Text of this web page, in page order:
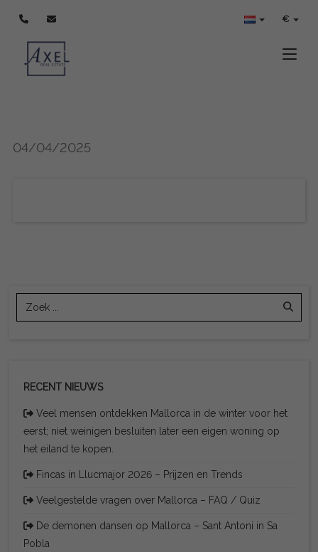
€
04/04/2025
RECENT NIEUWS
Veel mensen ontdekken Mallorca in de winter voor het
eerst; niet weinigen besluiten later een eigen woning op
het eiland te kopen.
Fincas in Llucmajor 2026 – Prijzen en Trends
Veelgestelde vragen over Mallorca – FAQ / Quiz
De demonen dansen op Mallorca – Sant Antoni in Sa
Pobla